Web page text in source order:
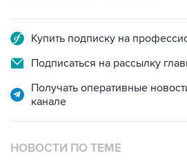
Купить подписку на
Подписаться на рассылку
Получать оперативные
канале
НОВОСТИ ПО ТЕМЕ